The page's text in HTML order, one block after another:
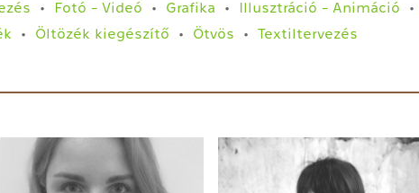
Fotó - Videó Grafika Illusztráció - Animáció
Öltözék kiegészítő Ötvös Textiltervezés